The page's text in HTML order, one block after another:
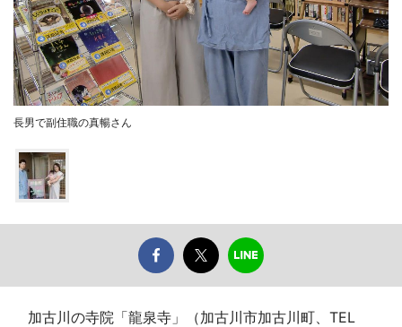
長男で副住職の真暢さん
加古川の寺院「龍泉寺」（加古川市加古川町、TEL